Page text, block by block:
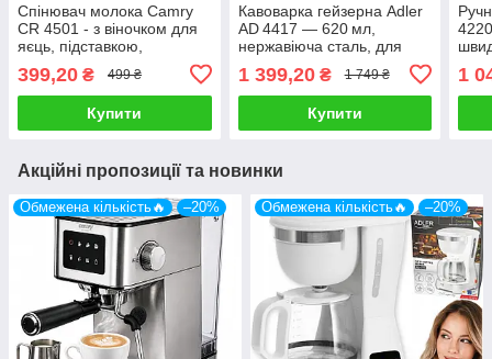
Спінювач молока Camry
CR 4501 - з віночком для
яєць, підставкою,
живленням від батарейок
399,20 ₴ 499 ₴
Купити
Кавоварка гейзерна Adler
AD 4417 — 620 мл,
нержавіюча сталь, для
1 399,20₴ 1 749 ₴
Купити
1
Акційні пропозиції та новинки
Обмежена кількість🔥 –20% Обмежена кількість🔥 –20%